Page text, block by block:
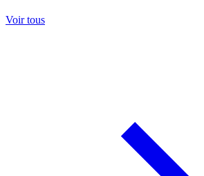
Voir tous